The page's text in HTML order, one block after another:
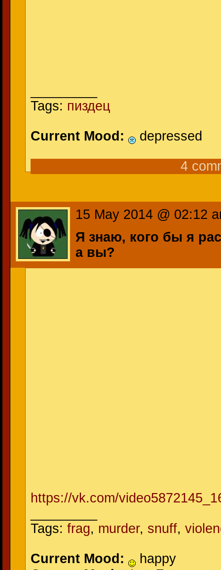
Tags: пиздец
Current Mood: depressed
4
15 May 2014 @ 02:12
Я знаю, кого бы я
а вы?
https://vk.com/
Tags: frag, murder, snuff,
Current Mood:
happy